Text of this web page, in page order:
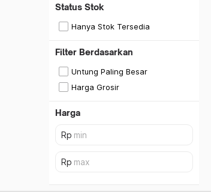
Status Stok
Hanya Stok Tersedia
Filter Berdasarkan
Untung Paling Besar
Harga Grosir
Harga